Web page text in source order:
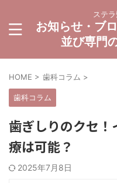
ステ
お知らせ・ブ
並び専門
HOME > 歯科コラム >
歯科コラム
歯ぎしりのクセ
療は可能？
2025年7月8日